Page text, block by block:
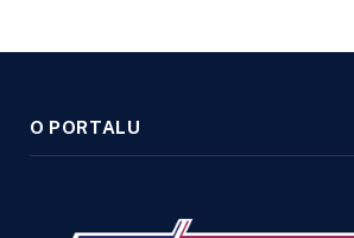
O PORTALU